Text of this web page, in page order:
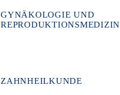
GYNÄKOLOGIE UND
REPRODUKTIONSMEDIZIN
ZAHNHEILKUNDE